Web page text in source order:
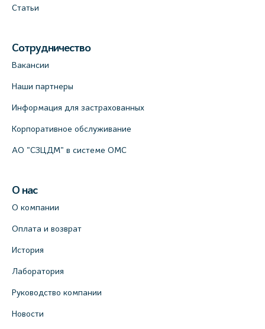
Статьи
Сотрудничество
Вакансии
Наши партнеры
Информация для застрахованных
Корпоративное обслуживание
АО "СЗЦДМ" в системе ОМС
О нас
О компании
Оплата и возврат
История
Лаборатория
Руководство компании
Новости